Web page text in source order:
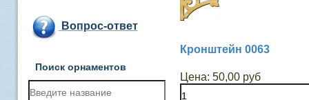
Вопрос-ответ
Поиск орнаментов
Кронштейн 0063
Цена: 50,00 руб